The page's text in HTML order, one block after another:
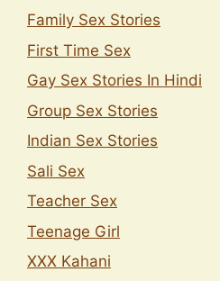
Family Sex Stories
First Time Sex
Gay Sex Stories In Hindi
Group Sex Stories
Indian Sex Stories
Sali Sex
Teacher Sex
Teenage Girl
XXX Kahani